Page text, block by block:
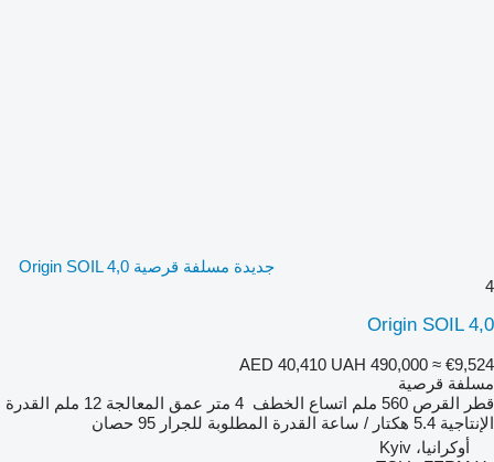
جديدة مسلفة قرصية Origin SOIL 4,0
4
Origin SOIL 4,0
AED 40,410 UAH 490,000 ≈ €9,524
مسلفة قرصية
قطر القرص 560 ملم اتساع الخطف 4 متر عمق المعالجة 12 ملم
القدرة
الإنتاجية 5.4 هكتار / ساعة القدرة المطلوبة للجرار 95 حصان
أوكرانيا، Kyiv